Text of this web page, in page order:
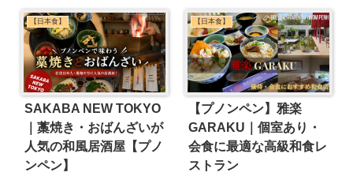
【日本食】
SAKABA NEW TOKYO
｜藁焼き・おばんざいが
人気の和風居酒屋【プノ
ンペン】
【日本食】
【プノンペン】雅楽
GARAKU｜個室あり・
会食に最適な高級和食レ
ストラン